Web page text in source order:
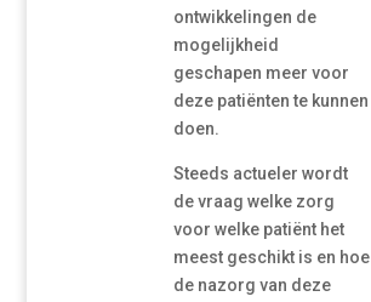
ontwikkelingen de
mogelijkheid
geschapen meer voor
deze patiënten te kunnen
doen.
Steeds actueler wordt
de vraag welke zorg
voor welke patiënt het
meest geschikt is en hoe
de nazorg van deze